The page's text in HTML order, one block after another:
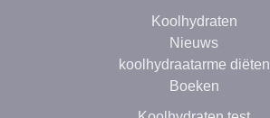
Koolhydraten
Nieuws
koolhydraatarme diëten
Boeken